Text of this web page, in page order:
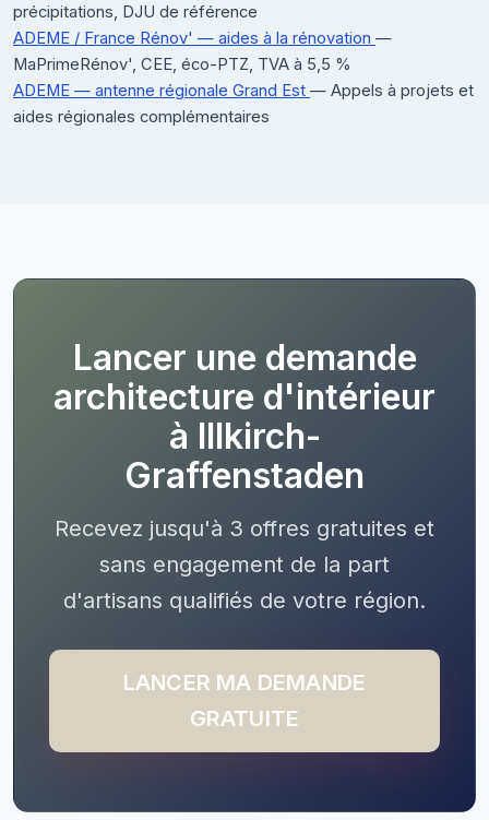
précipitations, DJU de référence
ADEME / France Rénov' — aides à la rénovation —
MaPrimeRénov', CEE, éco-PTZ, TVA à 5,5 %
ADEME — antenne régionale Grand Est — Appels à projets et
aides régionales complémentaires
Lancer une demande
architecture d'intérieur
à Illkirch-
Graffenstaden
Recevez jusqu'à 3 offres gratuites et
sans engagement de la part
d'artisans qualifiés de votre région.
LANCER MA DEMANDE
GRATUITE